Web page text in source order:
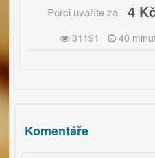
Porci uvaříte za 4 Kč
40 minut
Komentáře